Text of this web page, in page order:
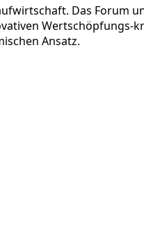
Das Forum
Wertschöpfungs-
Ansatz.